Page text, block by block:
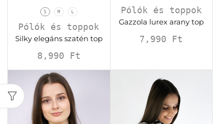
S M L
Pólók és toppok
Silky elegáns szatén top
8,990 Ft
Pólók és toppok
Gazzola lurex arany top
7,990 Ft